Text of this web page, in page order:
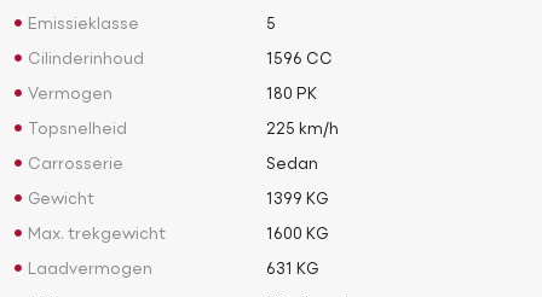
Emissieklasse 5
Cilinderinhoud 1596 CC
Vermogen 180 PK
Topsnelheid 225 km/h
Carrosserie Sedan
Gewicht 1399 KG
Max. trekgewicht 1600 KG
Laadvermogen 631 KG